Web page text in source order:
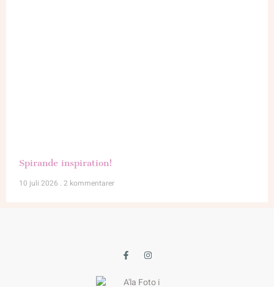
Spirande inspiration!
10 juli 2026 2 kommentarer